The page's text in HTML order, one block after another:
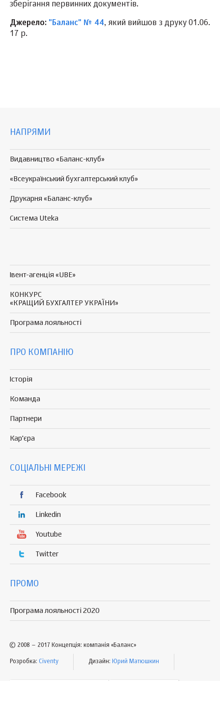
зберігання первинних документів.
Джерело: "Баланс" № 44, який вийшов з друку 01.06.
17 р.
НАПРЯМИ
Видавництво «Баланс-клуб»
«Всеукраїнський бухгалтерський клуб»
Друкарня «Баланс-клуб»
Система Uteka
Івент-агенція «UBE»
КОНКУРС
«КРАЩИЙ БУХГАЛТЕР УКРАЇНИ»
Програма лояльності
ПРО КОМПАНІЮ
Історія
Команда
Партнери
Кар'єра
СОЦІАЛЬНІ МЕРЕЖІ
Facebook
Linkedin
Youtube
Twitter
ПРОМО
Програма лояльності 2020
© 2008 – 2017 Концепція: компанія «Баланс»
Розробка: Civenty Дизайн: Юрий Матюшкин